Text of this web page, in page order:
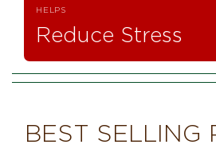
HELPS
Reduce Stress
BEST SELLING